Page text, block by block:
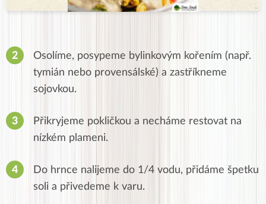
Osolíme, posypeme bylinkovým kořením (např.
tymián nebo provensálské) a zastříkneme
sojovkou.
Přikryjeme pokličkou a necháme restovat na
nízkém plameni.
Do hrnce nalijeme do 1/4 vodu, přidáme špetku
soli a přivedeme k varu.